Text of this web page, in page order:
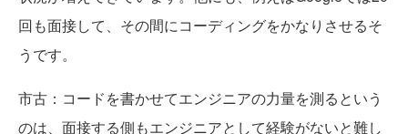
回も面接して、その間にコーディングをかなりさせるそ
うです。
市古 ：コードを書かせてエンジニアの力量を測るという
のは、面接する側もエンジニアとして経験がないと難し